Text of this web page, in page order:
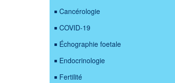
Cancérologie
COVID-19
Échographie foetale
Endocrinologie
Fertilité